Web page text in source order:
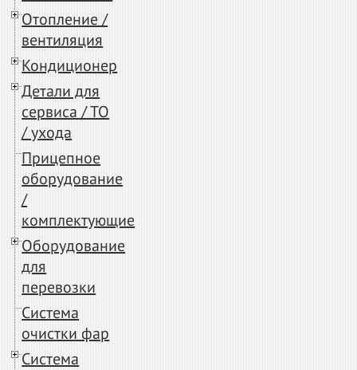
Отопление /
вентиляция
Кондиционер
Детали для
сервиса / ТО
/ ухода
Прицепное
оборудование
/
комплектующие
Оборудование
для
перевозки
Система
очистки фар
Система